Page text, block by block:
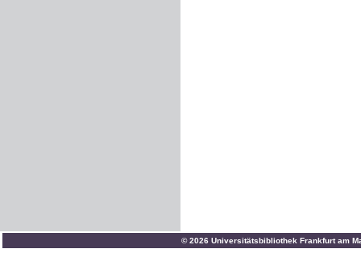
© 2026 Universitätsbibliothek Frankfurt am